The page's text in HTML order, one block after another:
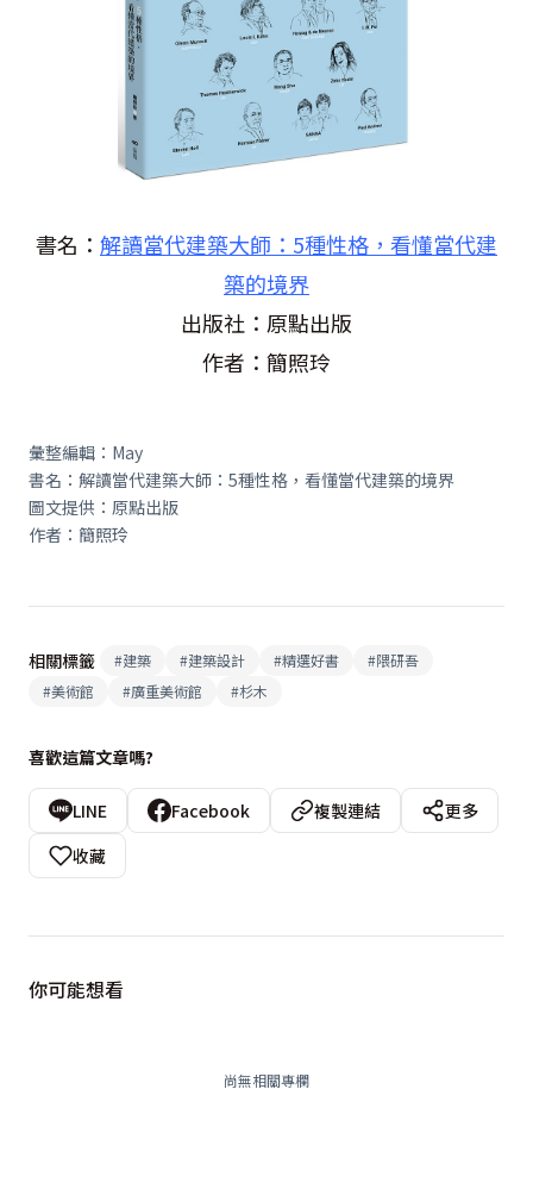
書名： 解讀當代建築大師：5種性格，看懂當代建
築的境界
出版社：原點出版
作者：簡照玲
彙整編輯：May
書名：解讀當代建築大師：5種性格，看懂當代建築的境界
圖文提供：原點出版
作者：簡照玲
相關標籤 #建築 #建築設計 #精選好書 #隈研吾
#美術館 #廣重美術館 #杉木
喜歡這篇文章嗎?
LINE Facebook 複製連結
更多
收藏
你可能想看
尚無相關專欄